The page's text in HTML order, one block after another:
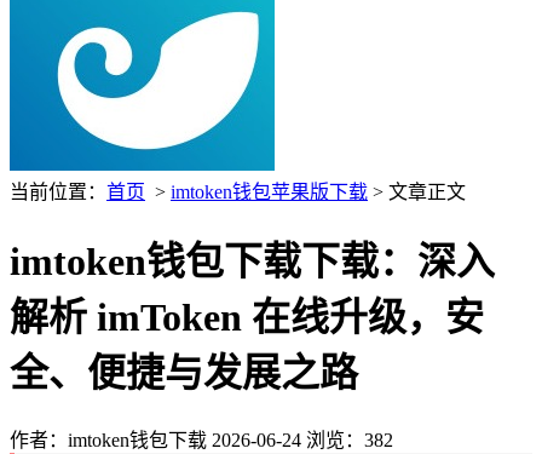
当前位置： 首页 > imtoken钱包苹果版下载 > 文章正文
imtoken钱包下载下载：深入
解析 imToken 在线升级，安
全、便捷与发展之路
作者：imtoken钱包下载 2026-06-24 浏览：382